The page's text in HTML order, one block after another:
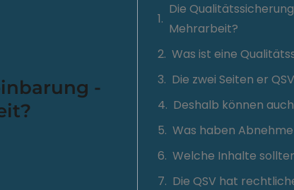
-
Die
Mehrarbeit?
Was ist eine
Die zwei Seiten er
Deshalb können
Was haben
Welche Inhalte
Die QSV hat